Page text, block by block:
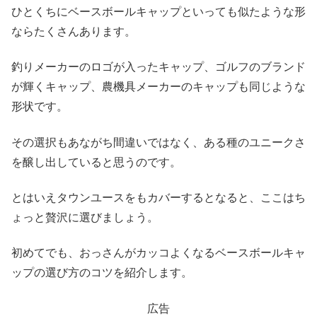
ひとくちにベースボールキャップといっても似たような形
ならたくさんあります。
釣りメーカーのロゴが入ったキャップ、ゴルフのブランド
が輝くキャップ、農機具メーカーのキャップも同じような
形状です。
その選択もあながち間違いではなく、ある種のユニークさ
を醸し出していると思うのです。
とはいえタウンユースをもカバーするとなると、ここはち
ょっと贅沢に選びましょう。
初めてでも、おっさんがカッコよくなるベースボールキャ
ップの選び方のコツを紹介します。
広告